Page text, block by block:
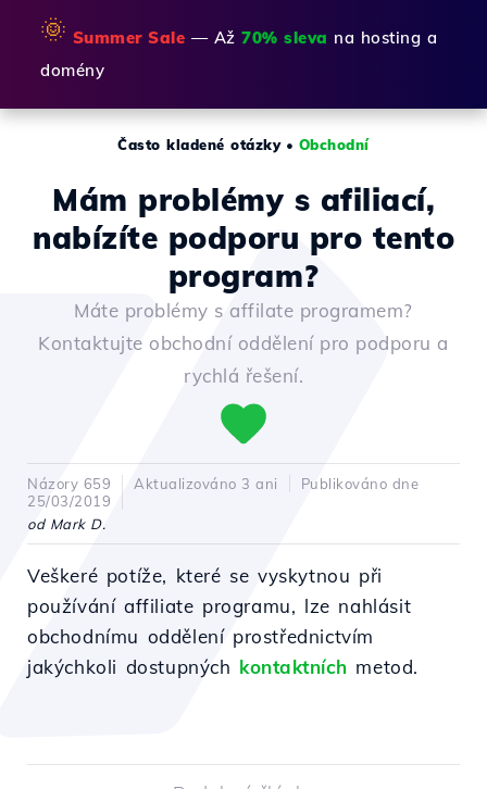
🌞 Summer Sale — Až 70% sleva na hosting a
domény
Často kladené otázky• Obchodní
Mám problémy s afiliací,
nabízíte podporu pro tento
program?
Máte problémy s affilate programem?
Kontaktujte obchodní oddělení pro podporu a
rychlá řešení.
Názory 659 Aktualizováno 3 ani
Publikováno dne
25/03/2019
od Mark D.
Veškeré potíže, které se vyskytnou při
používání affiliate programu, lze nahlásit
obchodnímu oddělení prostřednictvím
jakýchkoli dostupných kontaktních metod.